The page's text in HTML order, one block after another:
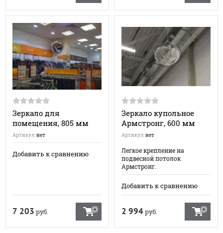
Зеркало для
помещения, 805 мм
Артикул:нет
Добавить к сравнению
7 203 руб.
Зеркало купольное
Армстронг, 600 мм
Артикул:нет
Легкое крепление на
подвесной потолок
Армстронг.
Добавить к сравнению
2 994руб.